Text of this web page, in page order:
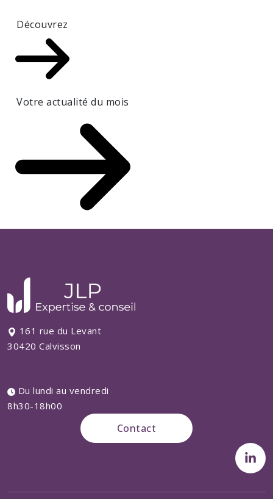
Découvrez
Votre actualité du mois
161 rue du Levant
30420 Calvisson
Du lundi au vendredi
8h30-18h00
Contact